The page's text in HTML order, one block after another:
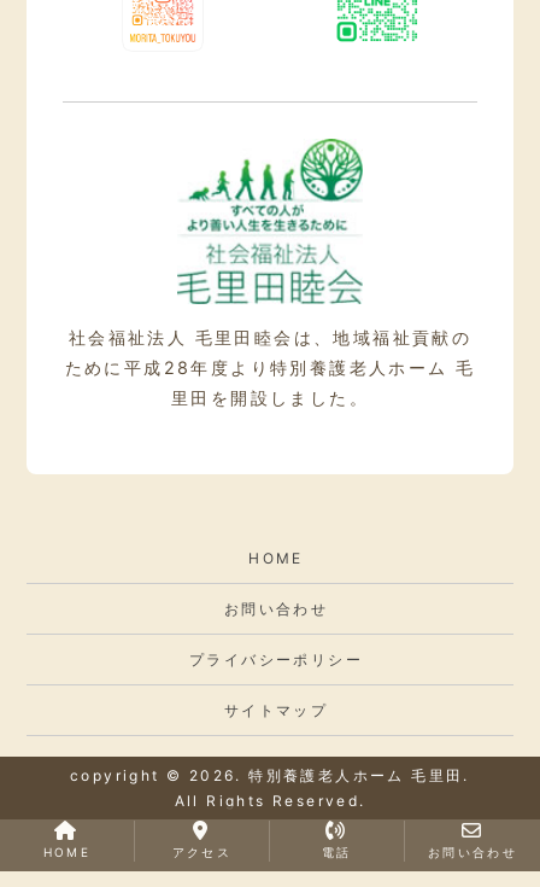
社会福祉法人 毛里田睦会は、地域福祉貢献の
ために 平成28年度より特別養護老人ホーム 毛
里田を開設しました。
HOME
お問い合わせ
プライバシーポリシー
サイトマップ
copyright © 2026. 特別養護老人ホーム 毛里田.
All Rights Reserved.
HOME アクセス 電話 お問い合わせ